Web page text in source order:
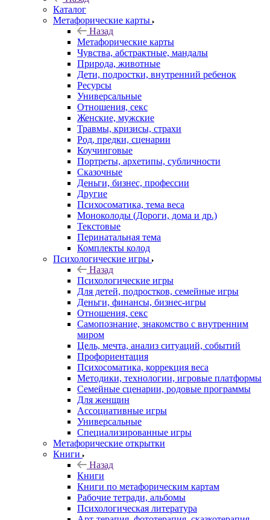
Каталог
Mетафорические карты
Назад
Mетафорические карты
Чувства, абстрактные, мандалы
Природа, животные
Дети, подростки, внутренний ребенок
Ресурсы
Универсальные
Отношения, секс
Женские, мужские
Травмы, кризисы, страхи
Род, предки, сценарии
Коучинговые
Портреты, архетипы, субличности
Сказочные
Деньги, бизнес, профессии
Другие
Психосоматика, тема веса
Моноколоды (Дороги, дома и др.)
Текстовые
Перинатальная тема
Комплекты колод
Психологические игры
Назад
Психологические игры
Для детей, подростков, семейные игры
Деньги, финансы, бизнес-игры
Отношения, секс
Самопознание, знакомство с внутренним
миром
Цель, мечта, анализ ситуаций, событий
Профориентация
Психосоматика, коррекция веса
Методики, технологии, игровые платформы
Семейные сценарии, родовые программы
Для женщин
Ассоциативные игры
Универсальные
Специализированные игры
Метафорические открытки
Книги
Назад
Книги
Книги по метафорическим картам
Рабочие тетради, альбомы
Психологическая литература